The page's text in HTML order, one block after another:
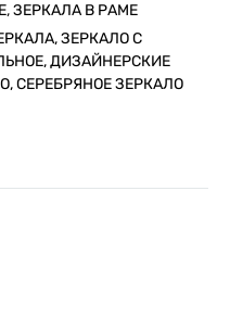
,ЗЕРКАЛА В РАМЕ
ЗЕРКАЛО С
ДИЗАЙНЕРСКИЕ
СЕРЕБРЯНОЕ ЗЕРКАЛО